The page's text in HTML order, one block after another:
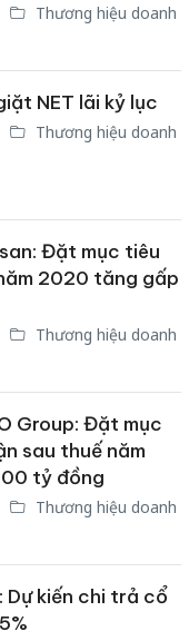
Thương hiệu doanh
NET lãi kỷ lục
Thương hiệu doanh
Đặt mục tiêu
2020 tăng gấp
Thương hiệu doanh
Group: Đặt mục
sau thuế năm
tỷ đồng
Thương hiệu doanh
Dự kiến chi trả cổ